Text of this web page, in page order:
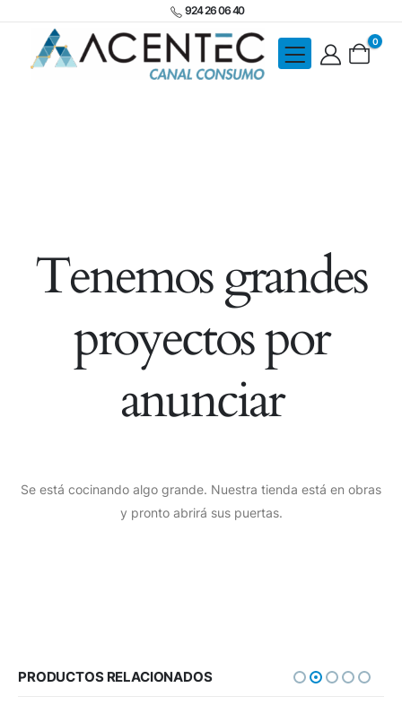
924 26 06 40
0
Tenemos grandes
proyectos por
anunciar
Se está cocinando algo grande. Nuestra tienda está en obras
y pronto abrirá sus puertas.
PRODUCTOS RELACIONADOS